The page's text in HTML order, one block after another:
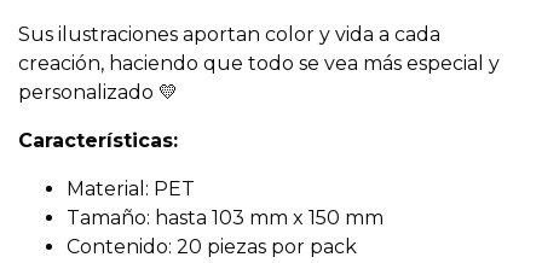
Sus ilustraciones aportan color y vida a cada
creación, haciendo que todo se vea más especial y
personalizado 💛
Características:
Material: PET
Tamaño: hasta 103 mm x 150 mm
Contenido: 20 piezas por pack